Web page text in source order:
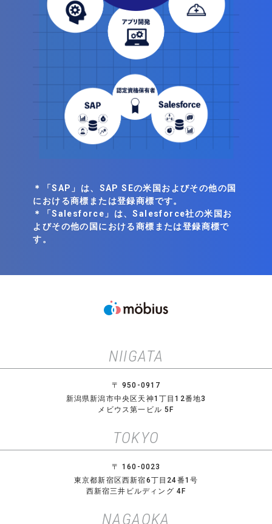
＊「SAP」は、SAP SEの米国およびその他の国
における商標または登録商標です。
＊「Salesforce」は、Salesforce社の米国お
よびその他の国における商標または登録商標で
す。
NIIGATA
〒 950-0917
新潟県新潟市中央区天神1丁目12番地3
メビウス第一ビル 5F
TOKYO
〒 160-0023
東京都新宿区西新宿6丁目24番1号
西新宿三井ビルディング 4F
NAGAOKA